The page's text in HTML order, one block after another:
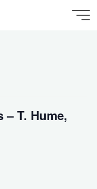
The Great
– T. Hume,